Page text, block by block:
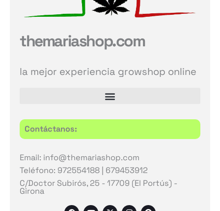
themariashop.com
la mejor experiencia growshop online
Contáctanos:
Email: info@themariashop.com
Teléfono: 972554188 | 679453912
C/Doctor Subirós, 25 - 17709 (El Portús) -
Girona
F Y X I S